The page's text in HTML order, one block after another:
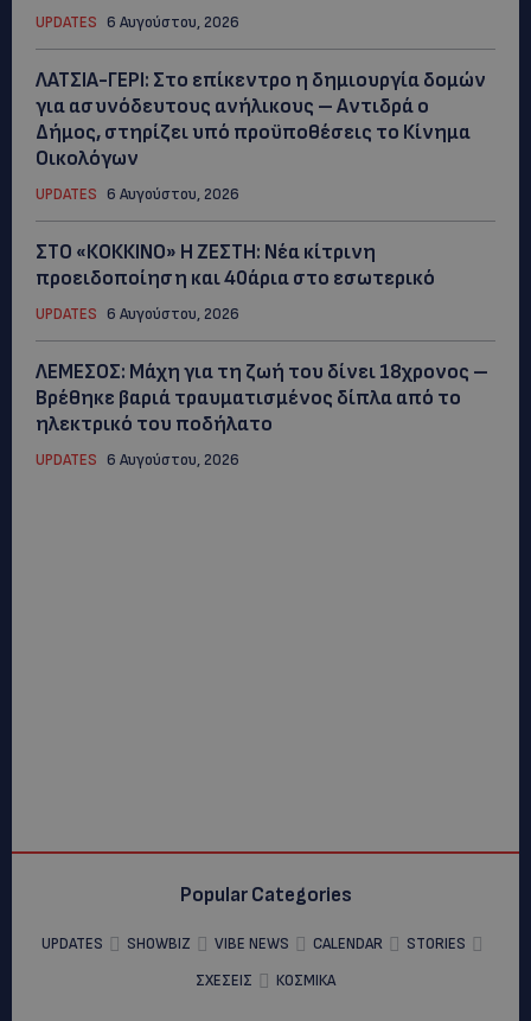
UPDATES 6 Αυγούστου, 2026
ΛΑΤΣΙΑ-ΓΕΡΙ: Στο επίκεντρο η δημιουργία δομών
για ασυνόδευτους ανήλικους – Αντιδρά ο
Δήμος, στηρίζει υπό προϋποθέσεις το Κίνημα
Οικολόγων
UPDATES 6 Αυγούστου, 2026
ΣΤΟ «ΚΟΚΚΙΝΟ» Η ΖΕΣΤΗ: Νέα κίτρινη
προειδοποίηση και 40άρια στο εσωτερικό
UPDATES 6 Αυγούστου, 2026
ΛΕΜΕΣΟΣ: Μάχη για τη ζωή του δίνει 18χρονος –
Βρέθηκε βαριά τραυματισμένος δίπλα από το
ηλεκτρικό του ποδήλατο
UPDATES 6 Αυγούστου, 2026
Popular Categories
UPDATES SHOWBIZ VIBE NEWS CALENDAR
STORIES
ΣΧΕΣΕΙΣ
ΚΟΣΜΙΚΑ